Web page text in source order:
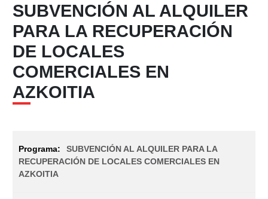
SUBVENCIÓN AL ALQUILER
PARA LA RECUPERACIÓN
DE LOCALES
COMERCIALES EN
AZKOITIA
SUBVENCIÓN AL ALQUILER PARA LA
RECUPERACIÓN DE LOCALES COMERCIALES EN
AZKOITIA